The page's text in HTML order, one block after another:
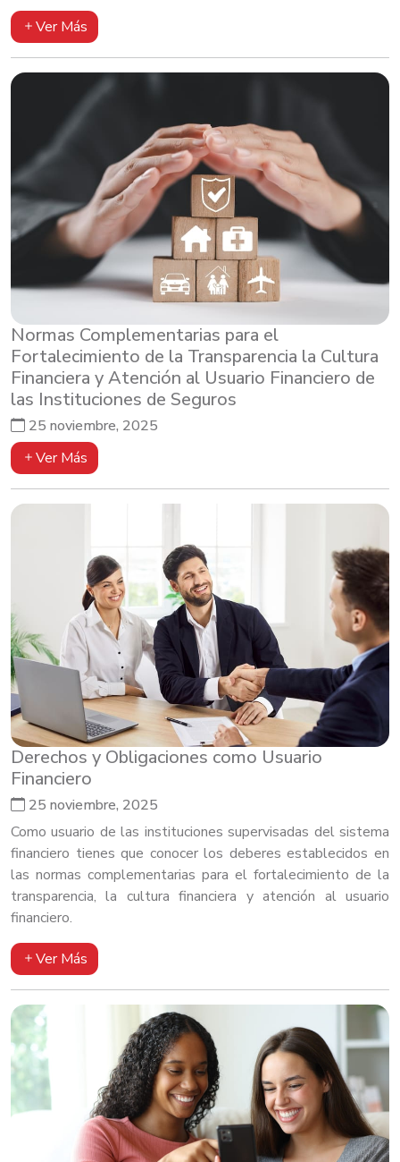
Ver Más
Normas Complementarias para el
Fortalecimiento de la Transparencia la Cultura
Financiera y Atención al Usuario Financiero de
las Instituciones de Seguros
25 noviembre, 2025
Ver Más
Derechos y Obligaciones como Usuario
Financiero
25 noviembre, 2025
Como usuario de las instituciones supervisadas del sistema
financiero tienes que conocer los deberes establecidos en
las normas complementarias para el fortalecimiento de la
transparencia, la cultura financiera y atención al usuario
financiero.
Ver Más